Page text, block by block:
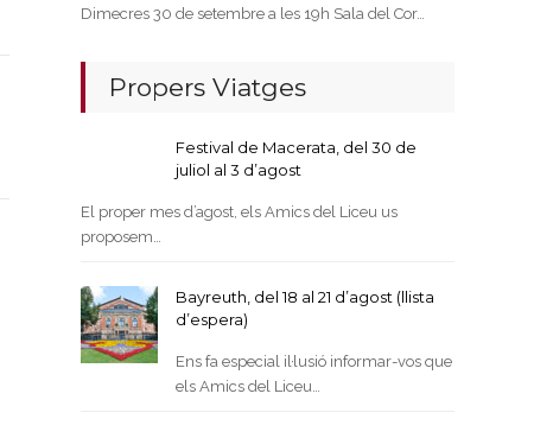
Dimecres 30 de setembre a les 19h Sala del Cor…
Propers Viatges
Festival de Macerata, del 30 de
juliol al 3 d’agost
El proper mes d’agost, els Amics del Liceu us
proposem…
Bayreuth, del 18 al 21 d’agost (llista
d’espera)
Ens fa especial il·lusió informar-vos que
els Amics del Liceu…